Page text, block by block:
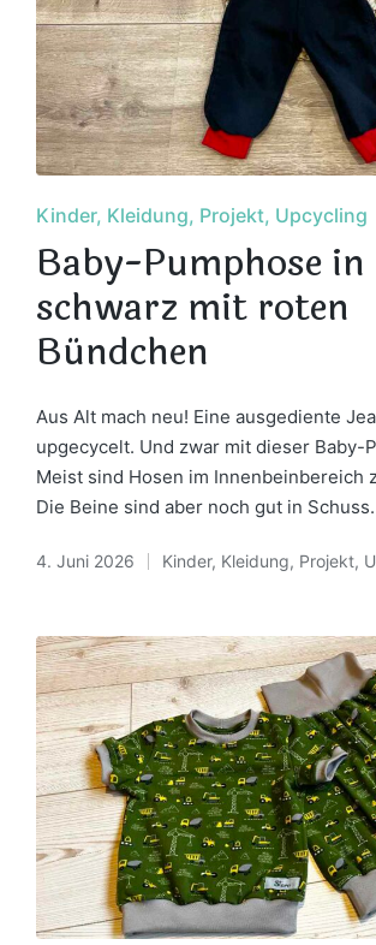
Posted
in
Kinder Kleidung Projekt Upcycling
Baby-Pumphose in
schwarz mit roten
Bündchen
Aus Alt mach neu! Eine ausgediente
upgecycelt. Und zwar mit dieser Baby-
Meist sind Hosen im Innenbeinbereich
Die Beine sind aber noch gut in
4. Juni 2026
Posted
Kinder, Kleidung, Projekt,